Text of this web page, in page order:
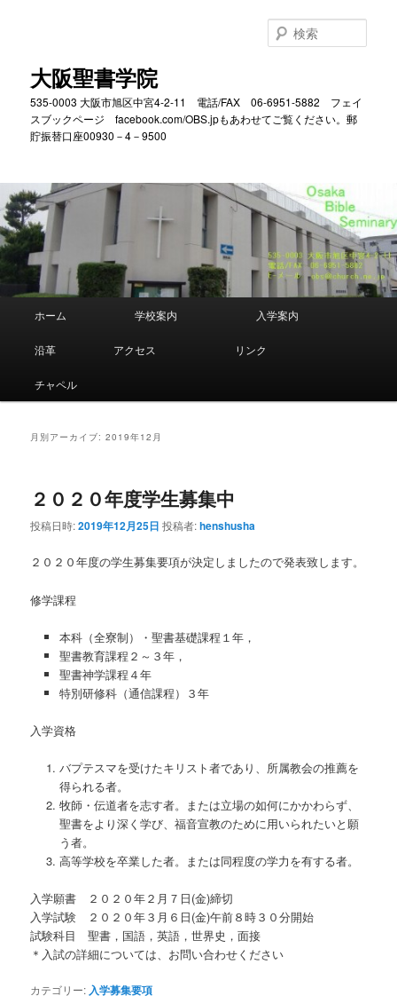
動
大阪聖書学院
535-0003 大阪市旭区中宮4-2-11 電話/FAX 06-6951-5882 フェイ
スブックページ facebook.com/OBS.jpもあわせてご覧ください。郵
貯振替口座00930－4－9500
索
ュ
ホーム 学校案内 入学案内
沿革 アクセス リンク
チャペル
月別アーカイブ:2019年12月
２０２０年度学生募集中
投稿日時:2019年12月25日 投稿者:henshusha
２０２０年度の学生募集要項が決定しましたので発表致します。
修学課程
本科（全寮制）・聖書基礎課程１年，
聖書教育課程２～３年，
聖書神学課程４年
特別研修科（通信課程）３年
入学資格
バプテスマを受けたキリスト者であり、所属教会の推薦を
得られる者。
牧師・伝道者を志す者。または立場の如何にかかわらず、
聖書をより深く学び、福音宣教のために用いられたいと願
う者。
高等学校を卒業した者。または同程度の学力を有する者。
入学願書 ２０２０年２月７日(金)締切
入学試験 ２０２０年３月６日(金)午前８時３０分開始
試験科目 聖書，国語，英語，世界史，面接
＊入試の詳細については、お問い合わせください
カテゴリー: 入学募集要項